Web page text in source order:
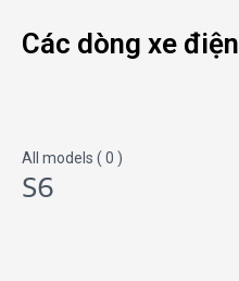
Các dòng xe điện
S6
All models ( 0 )